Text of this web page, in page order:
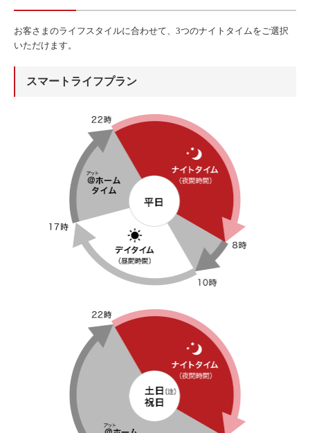
お客さまのライフスタイルに合わせて、3つのナイトタイムをご選択
いただけます。
スマートライフプラン